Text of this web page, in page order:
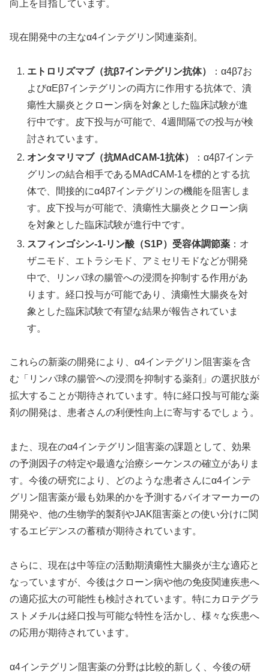
向上を目指しています。
現在開発中の主なα4インテグリン関連薬剤。
エトロリズマブ（抗β7インテグリン抗体）
：α4β7お
よびαEβ7インテグリンの両方に作用する抗体で、潰
瘍性大腸炎とクローン病を対象とした臨床試験が進
行中です。皮下投与が可能で、4週間隔での投与が検
討されています。
オンタマリマブ（抗MAdCAM-1抗体）
：α4β7インテ
グリンの結合相手であるMAdCAM-1を標的とする抗
体で、間接的にα4β7インテグリンの機能を阻害しま
す。皮下投与が可能で、潰瘍性大腸炎とクローン病
を対象とした臨床試験が進行中です。
スフィンゴシン-1-リン酸（S1P）受容体調節薬 ：オ
ザニモド、エトラシモド、アミセリモドなどが開発
中で、リンパ球の腸管への浸潤を抑制する作用があ
ります。経口投与が可能であり、潰瘍性大腸炎を対
象とした臨床試験で有望な結果が報告されていま
す。
これらの新薬の開発により、α4インテグリン阻害薬を含
む「リンパ球の腸管への浸潤を抑制する薬剤」の選択肢が
拡大することが期待されています。特に経口投与可能な薬
剤の開発は、患者さんの利便性向上に寄与するでしょう。
また、現在のα4インテグリン阻害薬の課題として、効果
の予測因子の特定や最適な治療シーケンスの確立がありま
す。今後の研究により、どのような患者さんにα4インテ
グリン阻害薬が最も効果的かを予測するバイオマーカーの
開発や、他の生物学的製剤やJAK阻害薬との使い分けに関
するエビデンスの蓄積が期待されています。
さらに、現在は中等症の活動期潰瘍性大腸炎が主な適応と
なっていますが、今後はクローン病や他の免疫関連疾患へ
の適応拡大の可能性も検討されています。特にカロテグラ
ストメチルは経口投与可能な特性を活かし、様々な疾患へ
の応用が期待されています。
α4インテグリン阻害薬の分野は比較的新しく、今後の研